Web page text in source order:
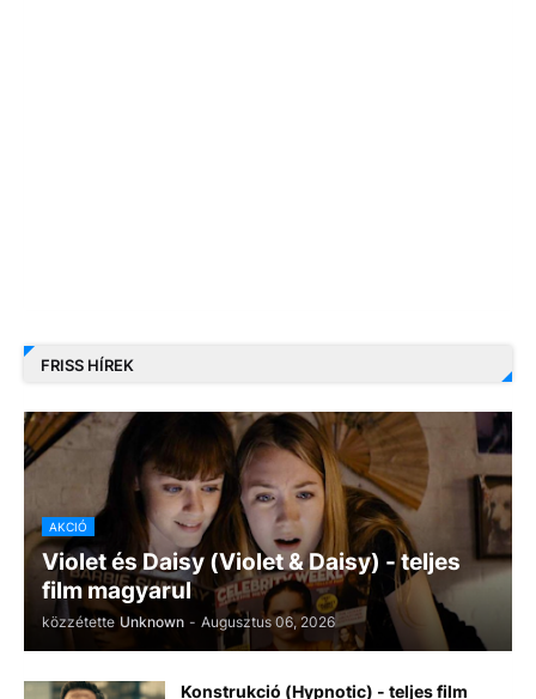
FRISS HÍREK
AKCIÓ
Violet és Daisy (Violet & Daisy) - teljes
film magyarul
közzétette Unknown - Augusztus 06, 2026
Konstrukció (Hypnotic) - teljes film